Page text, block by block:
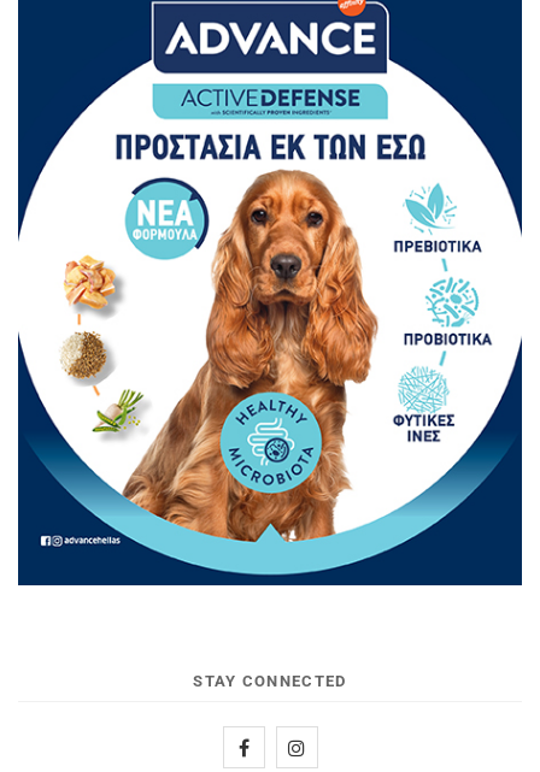
STAY CONNECTED